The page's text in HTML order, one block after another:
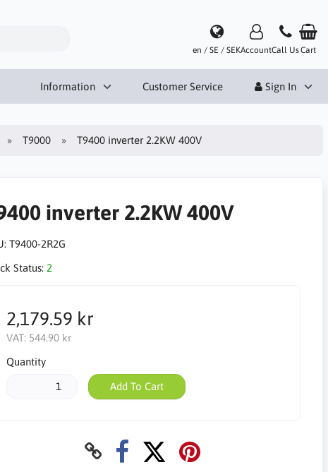
en / SE / SEKAccountCall UsCart
Information Customer Service Sign In
T9000 T9400 inverter 2.2KW 400V
inverter 2.2KW 400V
T9400-2R2G
Status: 2
2,179.59 kr
VAT: 544.90 kr
Quantity
Add To Cart